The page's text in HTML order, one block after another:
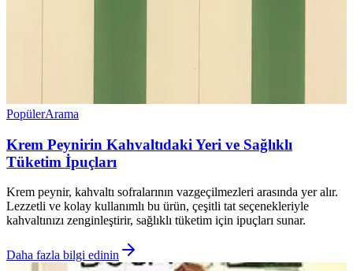
PopülerArama
Krem Peynirin Kahvaltıdaki Yeri ve Sağlıklı
Tüketim İpuçları
Krem peynir, kahvaltı sofralarının vazgeçilmezleri arasında yer alır.
Lezzetli ve kolay kullanımlı bu ürün, çeşitli tat seçenekleriyle
kahvaltınızı zenginleştirir, sağlıklı tüketim için ipuçları sunar.
Daha fazla bilgi edinin